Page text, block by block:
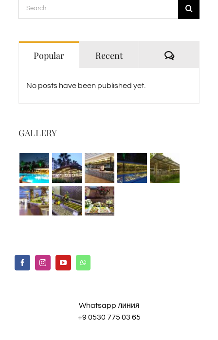
Search
for:
Popular Recent Comments
No posts have been published yet.
GALLERY
Whatsapp линия
+9 0530 775 03 65